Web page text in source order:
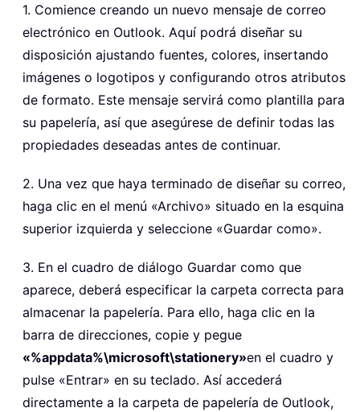
1. Comience creando un nuevo mensaje de correo
electrónico en Outlook. Aquí podrá diseñar su
disposición ajustando fuentes, colores, insertando
imágenes o logotipos y configurando otros atributos
de formato. Este mensaje servirá como plantilla para
su papelería, así que asegúrese de definir todas las
propiedades deseadas antes de continuar.
2. Una vez que haya terminado de diseñar su correo,
haga clic en el menú «Archivo» situado en la esquina
superior izquierda y seleccione «Guardar como».
3. En el cuadro de diálogo Guardar como que
aparece, deberá especificar la carpeta correcta para
almacenar la papelería. Para ello, haga clic en la
barra de direcciones, copie y pegue
«%appdata%\microsoft\stationery»en el cuadro y
pulse «Entrar» en su teclado. Así accederá
directamente a la carpeta de papelería de Outlook,